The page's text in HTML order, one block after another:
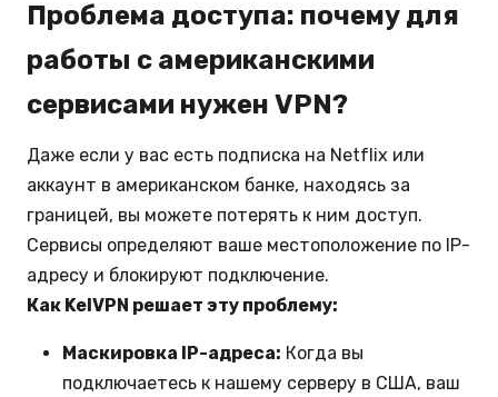
Проблема доступа: почему для
работы с американскими
сервисами нужен VPN?
Даже если у вас есть подписка на Netflix или
аккаунт в американском банке, находясь за
границей, вы можете потерять к ним доступ.
Сервисы определяют ваше местоположение по IP-
адресу и блокируют подключение.
Как KelVPN решает эту проблему:
Маскировка IP-адреса: Когда вы
подключаетесь к нашему серверу в США, ваш